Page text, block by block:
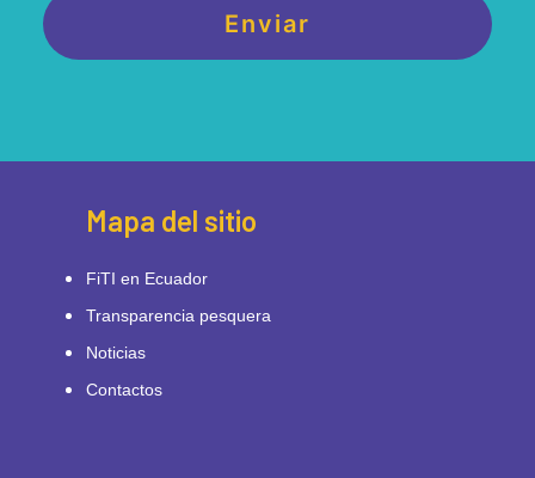
Mapa del sitio
FiTI en Ecuador
Transparencia pesquera
Noticias
Contactos